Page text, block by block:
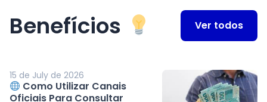
Benefícios Ver todos
15 de July de 2026
Como Utilizar Canais
Oficiais Para Consultar